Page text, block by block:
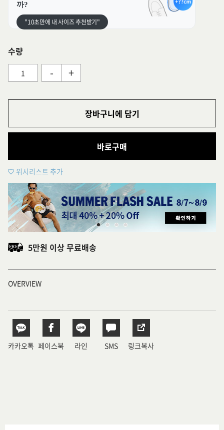
까?
"10초만에 내 사이즈 추천받기"
수량
- +
장바구니에 담기
바로구매
위시리스트 추가
5만원 이상 무료배송
OVERVIEW
카카오톡 페이스북 라인 SMS 링크복사